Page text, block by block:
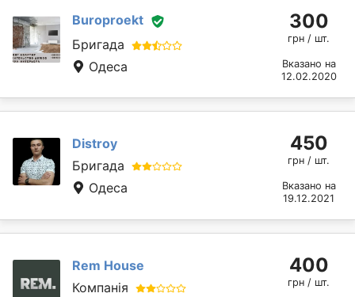
Buroproekt
Бригада
Одеса
300
грн / шт.
Вказано на
12.02.2020
Distroy
Бригада
Одеса
450
грн / шт.
Вказано на
19.12.2021
Rem House
Компанія
400
грн / шт.